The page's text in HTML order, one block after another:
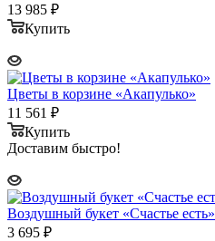
13 985 ₽
Купить
Цветы в корзине «Акапулько»
11 561 ₽
Купить
Доставим быстро!
Воздушный букет «Счастье есть»
3 695 ₽